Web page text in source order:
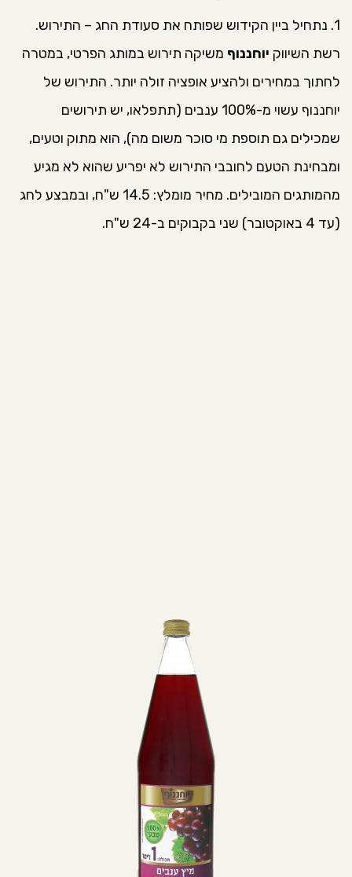
1. נתחיל ביין הקידוש שפותח את סעודת החג – התירוש.
רשת השיווק יוחננוף משיקה תירוש במותג הפרטי, במטרה
לחתוך במחירים ולהציע אופציה זולה יותר. התירוש של
יוחננוף עשוי מ-100% ענבים (תתפלאו, יש תירושים
שמכילים גם תוספת מי סוכר משום מה), הוא מתוק וטעים,
ומבחינת הטעם לחובבי התירוש לא יפריע שהוא לא מגיע
מהמותגים המובילים. מחיר מומלץ: 14.5 ש"ח, ובמבצע לחג
(עד 4 באוקטובר) שני בקבוקים ב-24 ש"ח.